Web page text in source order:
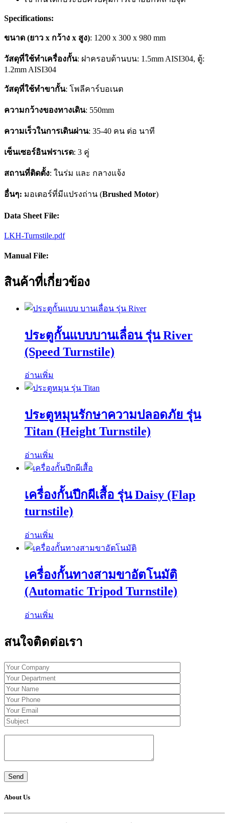
Specifications:
ขนาด (ยาว x กว้าง x สูง): 1200 x 300 x 980 mm
วัสดุที่ใช้ทำเครื่องกั้น: ฝาครอบด้านบน: 1.5mm AISI304, ตู้:
1.2mm AISI304
วัสดุที่ใช้ทำขากั้น: โพลีคาร์บอเนต
ความกว้างของทางเดิน: 550mm
ความเร็วในการเดินผ่าน: 35-40 คน ต่อ นาที
เซ็นเซอร์อินฟราเรด: 3 คู่
สถานที่ติดตั้ง: ในร่ม และ กลางแจ้ง
อื่นๆ: มอเตอร์ที่มีแปรงถ่าน (Brushed Motor)
Data Sheet File:
LKH-Turnstile.pdf
Manual File:
สินค้าที่เกี่ยวข้อง
ประตูกั้นแบบบานเลื่อน รุ่น River
(Speed Turnstile)
อ่านเพิ่ม
ประตูหมุนรักษาความปลอดภัย รุ่น
Titan (Height Turnstile)
อ่านเพิ่ม
เครื่องกั้นปีกผีเสื้อ รุ่น Daisy (Flap
turnstile)
อ่านเพิ่ม
เครื่องกั้นทางสามขาอัตโนมัติ
(Automatic Tripod Turnstile)
อ่านเพิ่ม
สนใจติดต่อเรา
About Us